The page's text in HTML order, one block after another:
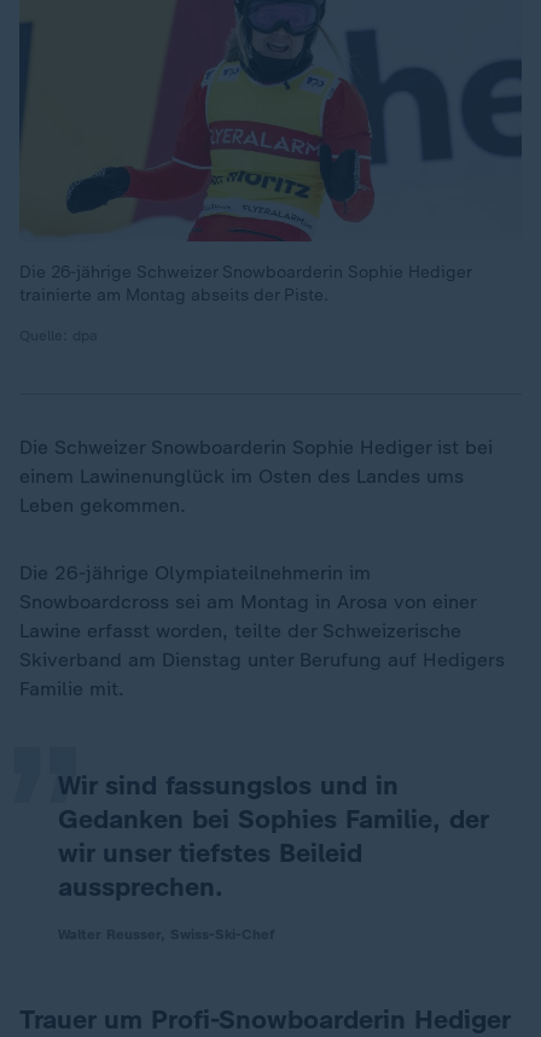
Die 26-jährige Schweizer Snowboarderin Sophie Hediger
trainierte am Montag abseits der Piste.
Die Schweizer Snowboarderin Sophie Hediger ist bei
einem Lawinenunglück im Osten des Landes ums
Leben gekommen.
Die 26-jährige Olympiateilnehmerin im
Snowboardcross sei am Montag in Arosa von einer
Lawine erfasst worden, teilte der Schweizerische
Skiverband am Dienstag unter Berufung auf Hedigers
Familie mit.
Wir sind fassungslos und in
Gedanken bei Sophies Familie, der
wir unser tiefstes Beileid
aussprechen.
„
Trauer um Profi-Snowboarderin Hediger